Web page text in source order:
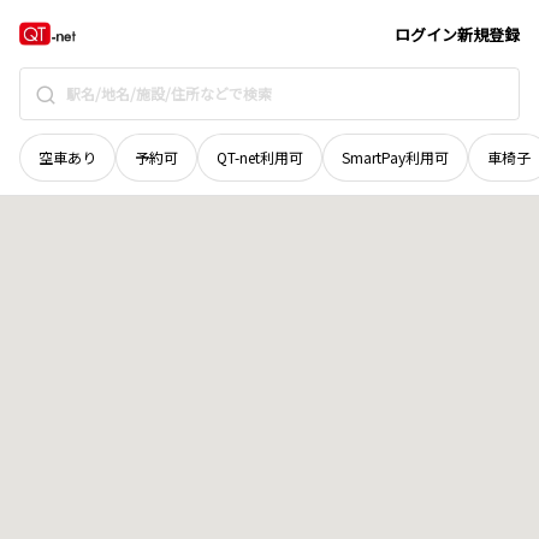
ログイン新規登録
空車あり 予約可 QT-net利用可 SmartPay利用可 車椅子
宮城県